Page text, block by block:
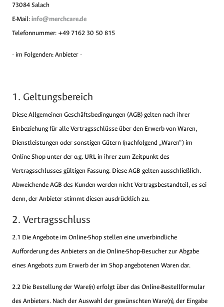
73084 Salach
E-Mail:info@merchcare.de
Telefonnummer: +49 7162 30 50 815
- im Folgenden: Anbieter -
1. Geltungsbereich
Diese Allgemeinen Geschäftsbedingungen (AGB) gelten nach ihrer
Einbeziehung für alle Vertragsschlüsse über den Erwerb von Waren,
Dienstleistungen oder sonstigen Gütern (nachfolgend „Waren“) im
Online-Shop unter der o.g. URL in ihrer zum Zeitpunkt des
Vertragsschlusses gültigen Fassung. Diese AGB gelten ausschließlich.
Abweichende AGB des Kunden werden nicht Vertragsbestandteil, es sei
denn, der Anbieter stimmt diesen ausdrücklich zu.
2. Vertragsschluss
2.1 Die Angebote im Online-Shop stellen eine unverbindliche
Aufforderung des Anbieters an die Online-Shop-Besucher zur Abgabe
eines Angebots zum Erwerb der im Shop angebotenen Waren dar.
2.2 Die Bestellung der Ware(n) erfolgt über das Online-Bestellformular
des Anbieters. Nach der Auswahl der gewünschten Ware(n), der Eingabe